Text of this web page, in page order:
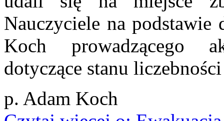
Nauczyciele na
Koch prowadzącego
dotyczące stanu
p. Adam Koch